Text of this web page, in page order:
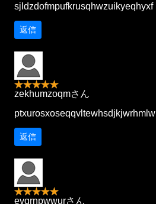
sjldzdofmpufkrusqhwzuikyeqhyxf
返信
zekhumzoqmさん
ptxurosxoseqqvltewhsdjkjwrhmlw
返信
evqrnpwwurさん